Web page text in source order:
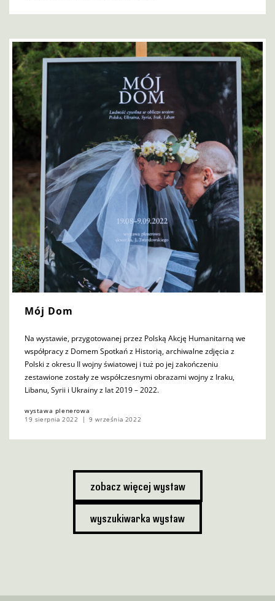
Mój Dom
Na wystawie, przygotowanej przez Polską Akcję Humanitarną we
współpracy z Domem Spotkań z Historią, archiwalne zdjęcia z
Polski z okresu II wojny światowej i tuż po jej zakończeniu
zestawione zostały ze współczesnymi obrazami wojny z Iraku,
Libanu, Syrii i Ukrainy z lat 2019 – 2022.
wystawa plenerowa
19 sierpnia 2022
9 września 2022
zobacz więcej wystaw
wyszukiwarka wystaw